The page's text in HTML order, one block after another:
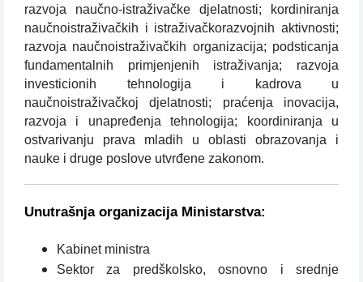
razvoja naučno-istraživačke djelatnosti; kordiniranja
naučnoistraživačkih i istraživačkorazvojnih aktivnosti;
razvoja naučnoistraživačkih organizacija; podsticanja
fundamentalnih primjenjenih istraživanja; razvoja
investicionih tehnologija i kadrova u
naučnoistraživačkoj djelatnosti; praćenja inovacija,
razvoja i unapređenja tehnologija; koordiniranja u
ostvarivanju prava mladih u oblasti obrazovanja i
nauke i druge poslove utvrđene zakonom.
Unutrašnja organizacija Ministarstva:
Kabinet ministra
Sektor za predškolsko, osnovno i srednje